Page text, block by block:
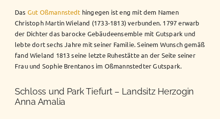
Das Gut Oßmannstedt hingegen ist eng mit dem Namen
Christoph Martin Wieland (1733-1813) verbunden. 1797 erwarb
der Dichter das barocke Gebäudeensemble mit Gutspark und
lebte dort sechs Jahre mit seiner Familie. Seinem Wunsch gemäß
fand Wieland 1813 seine letzte Ruhestätte an der Seite seiner
Frau und Sophie Brentanos im Oßmannstedter Gutspark.
Schloss und Park Tiefurt – Landsitz Herzogin
Anna Amalia